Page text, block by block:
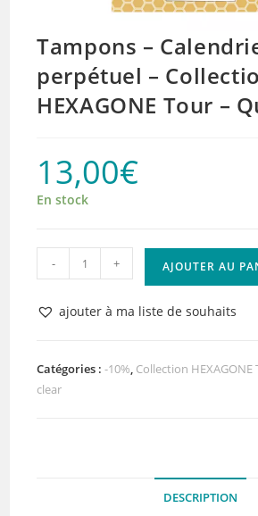
Tampons –
perpétuel –
HEXAGONE Tour –
13,00€
En stock
quantité
de
Tampons
perpétuel
–
- + AJOUTER AU
ajouter à ma liste de souhaits
Catégories :-10%, Collection HEXAGONE
clear
DESCRIPTION